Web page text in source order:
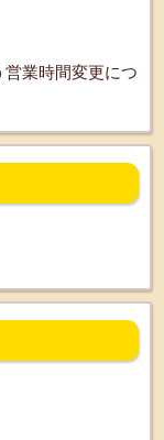
営業時間変更につ